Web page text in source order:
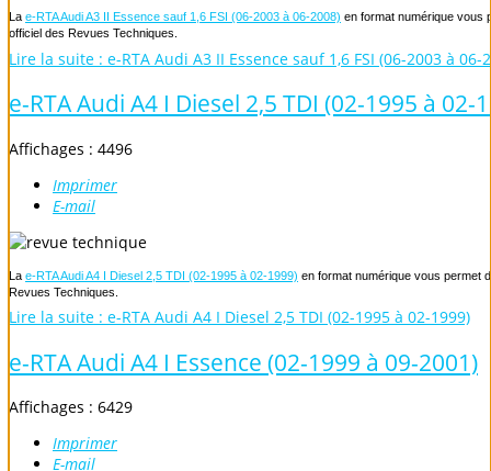
La e-RTA Audi A3 II Essence sauf 1,6 FSI (06-2003 à 06-2008) en format numérique vous
officiel des Revues Techniques.
Lire la suite : e-RTA Audi A3 II Essence sauf 1,6 FSI (06-2003 à 06-
e-RTA Audi A4 I Diesel 2,5 TDI (02-1995 à 02-
Affichages : 4496
Imprimer
E-mail
La e-RTA Audi A4 I Diesel 2,5 TDI (02-1995 à 02-1999) en format numérique vous permet
Revues Techniques.
Lire la suite : e-RTA Audi A4 I Diesel 2,5 TDI (02-1995 à 02-1999)
e-RTA Audi A4 I Essence (02-1999 à 09-2001)
Affichages : 6429
Imprimer
E-mail